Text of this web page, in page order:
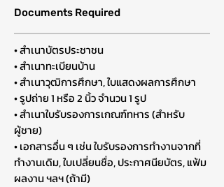
Documents Required
• สำเนาบัตรประชาชน
• สำเนาทะเบียนบ้าน
• สำเนาวุฒิการศึกษา, ใบแสดงผลการศึกษา
• รูปถ่าย 1 หรือ 2 นิ้ว จำนวน 1 รูป
• สำเนาใบรับรองการเกณฑ์ทหาร (สำหรับ
ผู้ชาย)
• เอกสารอื่น ๆ เช่น ใบรับรองการทำงานจากที่
ทำงานเดิม, ใบเปลี่ยนชื่อ, ประกาศนียบัตร, แฟ้ม
ผลงาน ฯลฯ (ถ้ามี)